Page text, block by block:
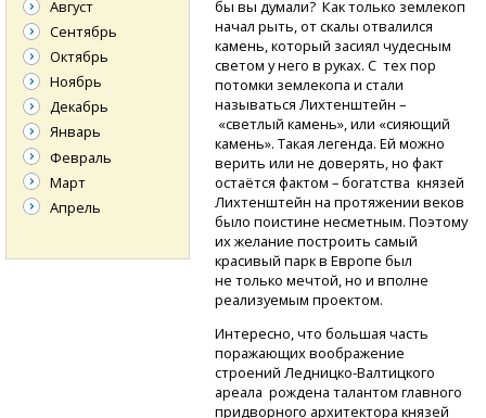
бы вы думали? Как только землекоп
начал рыть, от скалы отвалился
камень, который засиял чудесным
светом у него в руках. С тех пор
потомки землекопа и стали
называться Лихтенштейн –
«светлый камень», или «сияющий
камень». Такая легенда. Ей можно
верить или не доверять, но факт
остаётся фактом – богатства князей
Лихтенштейн на протяжении веков
было поистине несметным. Поэтому
их желание построить самый
красивый парк в Европе был
не только мечтой, но и вполне
реализуемым проектом.
Интересно, что большая часть
поражающих воображение
строенийЛедницко-Валтицкого
ареала рождена талантом главного
придворного архитектора князей
Август
Сентябрь
Октябрь
Ноябрь
Декабрь
Январь
Февраль
Март
Апрель